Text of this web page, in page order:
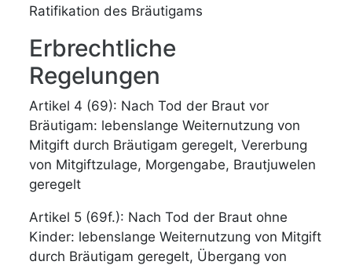
Ratifikation des Bräutigams
Erbrechtliche
Regelungen
Artikel 4 (69): Nach Tod der Braut vor
Bräutigam: lebenslange Weiternutzung von
Mitgift durch Bräutigam geregelt, Vererbung
von Mitgiftzulage, Morgengabe, Brautjuwelen
geregelt
Artikel 5 (69f.): Nach Tod der Braut ohne
Kinder: lebenslange Weiternutzung von Mitgift
durch Bräutigam geregelt, Übergang von